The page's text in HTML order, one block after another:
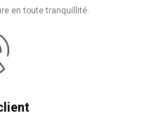
en toute tranquillité.